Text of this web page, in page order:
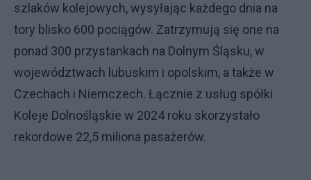
szlaków kolejowych, wysyłając każdego dnia na
tory blisko 600 pociągów. Zatrzymują się one na
ponad 300 przystankach na Dolnym Śląsku, w
województwach lubuskim i opolskim, a także w
Czechach i Niemczech. Łącznie z usług spółki
Koleje Dolnośląskie w 2024 roku skorzystało
rekordowe 22,5 miliona pasażerów.